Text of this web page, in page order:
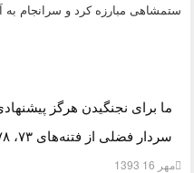
ستمشاهی مبارزه کرد و سرانجام
ما برای نجنگیدن هرگز
سردار فضلی از فتنه‌های ۷۳، ۷۸ و ۸۸
مهر 16 1393